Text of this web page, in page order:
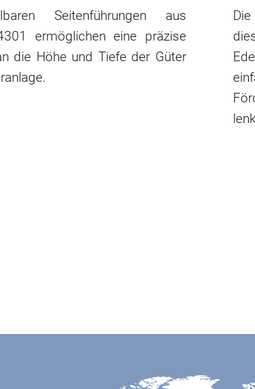
Seitenführungen aus
ermöglichen eine präzise
die Höhe und Tiefe der Güter